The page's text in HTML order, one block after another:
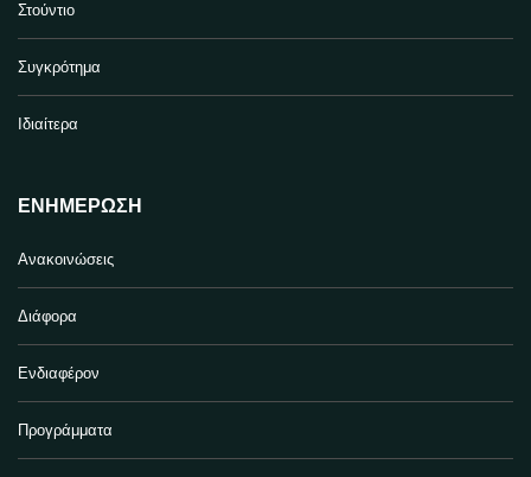
Στούντιο
Συγκρότημα
Ιδιαίτερα
ΕΝΗΜΈΡΩΣΗ
Ανακοινώσεις
Διάφορα
Ενδιαφέρον
Προγράμματα